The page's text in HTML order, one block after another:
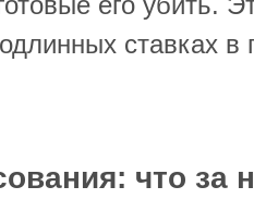
ставках в
что за